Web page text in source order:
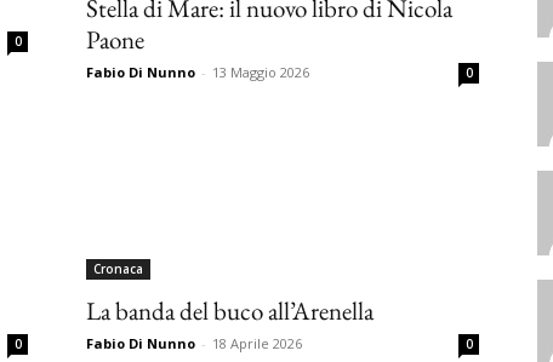
0
Stella di Mare: il nuovo libro di Nicola
Paone
Fabio Di Nunno - 13 Maggio 2026 0
0
Cronaca
La banda del buco all’Arenella
Fabio Di Nunno - 18 Aprile 2026 0